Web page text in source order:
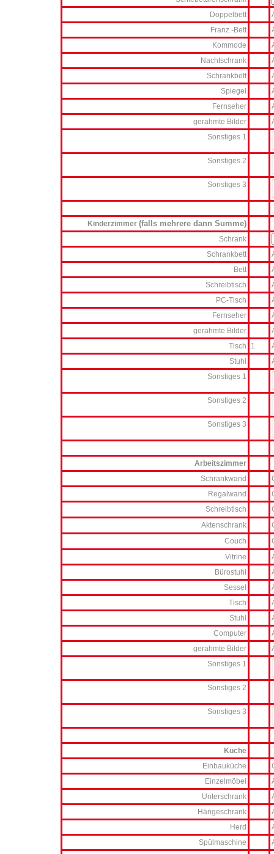
Doppelbett
Franz.-Bett
Kommode
Nachtschrank
Schrankbett
Spiegel
Fernseher
gerahmte Bilder
Sonstiges 1
Sonstiges 2
Sonstiges 3
Kinderzimmer (falls mehrere dann Summe)
Schrank
Schrankbett
Bett
Schreibtisch
PC-Tisch
Fernseher
gerahmte Bilder
Tisch
1
Stuhl
Sonstiges 1
Sonstiges 2
Sonstiges 3
Arbeitszimmer
Schrankwand
Regalwand
Schreibtisch
Aktenschrank
Couch
Vitrine
Bürostuhl
Sessel
Tisch
Stuhl
Computer
gerahmte Bilder
Sonstiges 1
Sonstiges 2
Sonstiges 3
Küche
Einbauküche
Einzelmöbel
Unterschrank
Hängeschrank
Herd
Spülmaschine